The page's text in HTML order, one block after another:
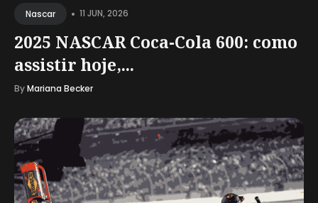
Nascar • 11 JUN, 2026
2025 NASCAR Coca-Cola 600: como
assistir hoje,...
ByMariana Becker